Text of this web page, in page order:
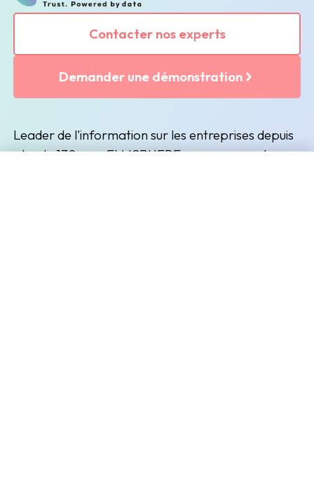
Contacter nos experts
Demander une démonstration
Leader de l'information sur les entreprises depuis
plus de 130 ans, ELLISPHERE accompagne les